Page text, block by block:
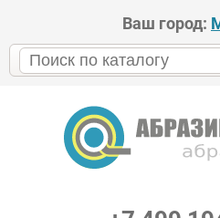
Ваш город: